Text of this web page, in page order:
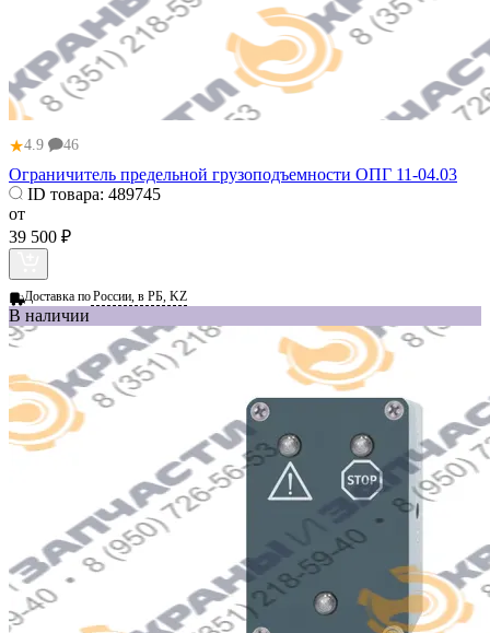
★4.9 46
Ограничитель предельной грузоподъемности ОПГ 11-04.03
ID товара: 489745
от
39 500 ₽
Доставка поРоссии, в РБ, KZ
В наличии